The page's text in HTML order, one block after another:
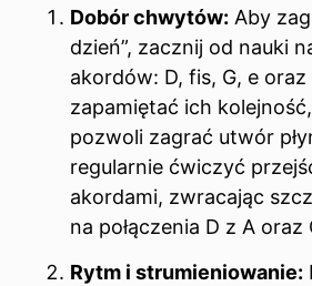
Dobór chwytów: Aby
dzień”, zacznij od nauki
akordów: D, fis, G, e
zapamiętać ich
pozwoli zagrać utwór
regularnie ćwiczyć
akordami, zwracając
na połączenia D z A oraz
Rytm i strumieniowanie: